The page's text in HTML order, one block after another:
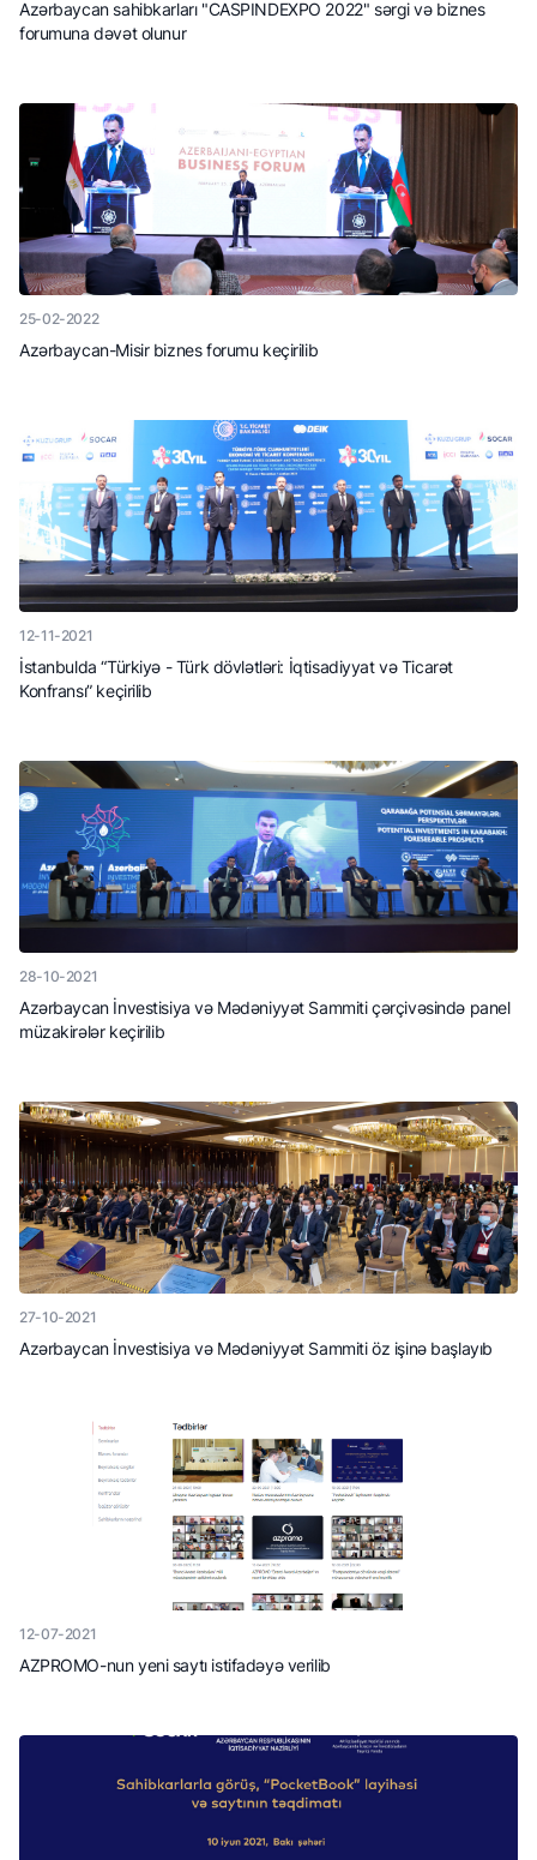
Azərbaycan sahibkarları "CASPINDEXPO 2022" sərgi və biznes
forumuna dəvət olunur
25-02-2022
Azərbaycan-Misir biznes forumu keçirilib
12-11-2021
İstanbulda “Türkiyə - Türk dövlətləri: İqtisadiyyat və Ticarət
Konfransı” keçirilib
28-10-2021
Azərbaycan İnvestisiya və Mədəniyyət Sammiti çərçivəsində panel
müzakirələr keçirilib
27-10-2021
Azərbaycan İnvestisiya və Mədəniyyət Sammiti öz işinə başlayıb
12-07-2021
AZPROMO-nun yeni saytı istifadəyə verilib